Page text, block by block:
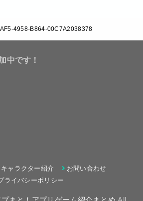
4958-B864-00C7A2038378
中です！
キャラクター紹介
お問い合わせ
ライバシーポリシー